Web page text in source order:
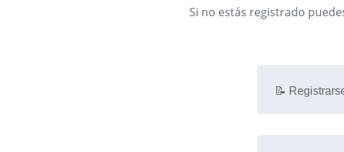
Si no estás registrado
📝